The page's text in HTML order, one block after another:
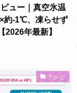
ュー｜真空氷温
約-1℃、凍らせず
年最新】
テレビ